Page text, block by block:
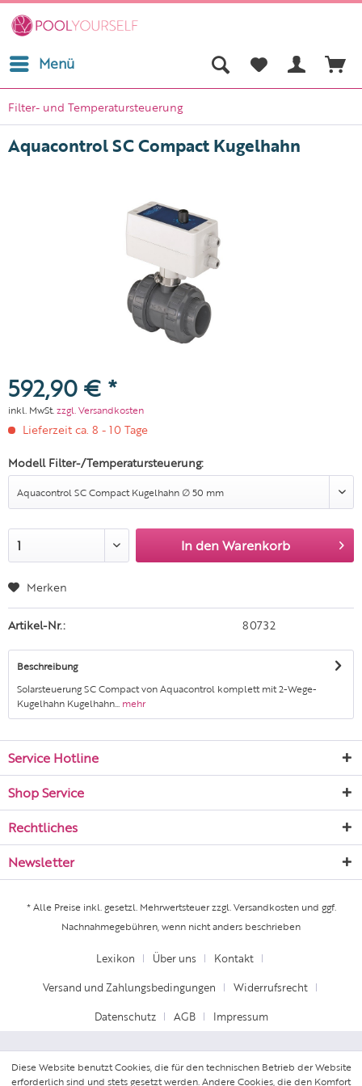
Menü
Filter- und Temperatursteuerung
Aquacontrol SC Compact Kugelhahn
592,90 € *
inkl. MwSt. zzgl. Versandkosten
Lieferzeit ca. 8 - 10 Tage
Modell Filter-/Temperatursteuerung:
In den Warenkorb
Merken
Artikel-Nr.: 80732
Beschreibung
Solarsteuerung SC Compact von Aquacontrol komplett mit 2-Wege-
Kugelhahn Kugelhahn...
mehr
Service Hotline
Shop Service
Rechtliches
Newsletter
* Alle Preise inkl. gesetzl. Mehrwertsteuer zzgl.Versandkostenund ggf.
Nachnahmegebühren, wenn nicht anders beschrieben
Lexikon Über uns Kontakt
Versand und Zahlungsbedingungen Widerrufsrecht
Datenschutz AGB Impressum
Diese Website benutzt Cookies, die für den technischen Betrieb der Website
erforderlich sind und stets gesetzt werden. Andere Cookies, die den Komfort